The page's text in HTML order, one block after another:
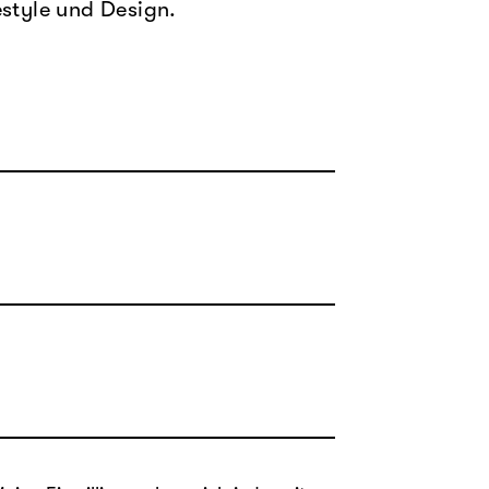
und Design.